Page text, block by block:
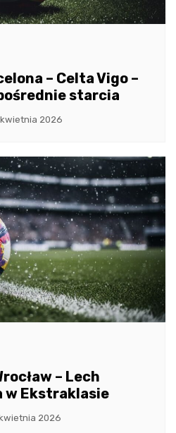
– Celta Vigo –
starcia
2026
– Lech
w Ekstraklasie
2026